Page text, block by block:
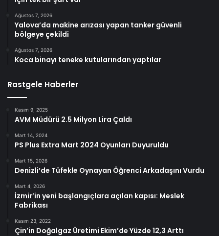
Ağustos 7, 2026
Yalova’da makine arızası yapan tanker güvenli
bölgeye çekildi
Ağustos 7, 2026
Koca binayı teneke kutularından yaptılar
Rastgele Haberler
Kasım 9, 2025
AVM Müdürü 2.5 Milyon Lira Çaldı
Mart 14, 2024
PS Plus Extra Mart 2024 Oyunları Duyuruldu
Mart 15, 2026
Denizli’de Tüfekle Oynayan Öğrenci Arkadaşını Vurdu
Mart 4, 2026
İzmir’in yeni başlangıçlara açılan kapısı: Meslek
Fabrikası
Kasım 23, 2022
Çin’in Doğalgaz Üretimi Ekim’de Yüzde 12,3 Arttı